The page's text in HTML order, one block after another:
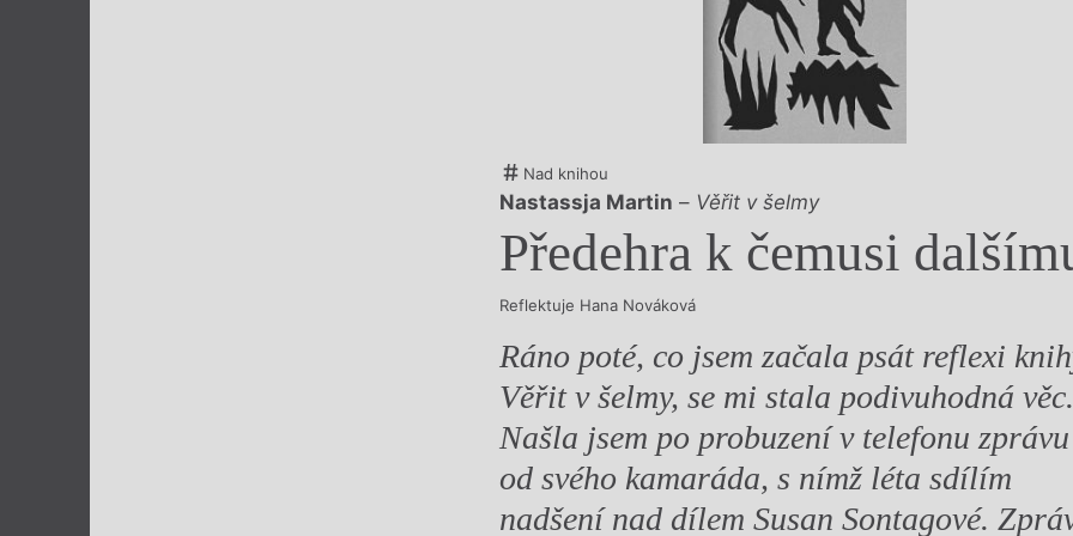
Nad knihou
Nastassja Martin – Věřit v šelmy
Předehra k čemusi
Reflektuje Hana Nováková
Ráno poté, co jsem začala psát reflexi
Věřit v šelmy, se mi stala podivuhodná věc.
Našla jsem po probuzení v telefonu zprávu
od svého kamaráda, s nímž léta sdílím
nadšení nad dílem Susan Sontagové.